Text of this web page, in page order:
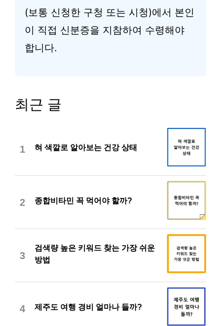
(보통 신청한 구청 또는 시청)에서 본인
이 직접 신분증을 지참하여 수령해야
합니다.
최근 글
1 혀 색깔로 알아보는 건강 상태
2 종합비타민 꼭 먹어야 할까?
3
검색량 높은 키워드 찾는 가장 쉬운
방법
4 제주도 여행 경비 얼마나 들까?